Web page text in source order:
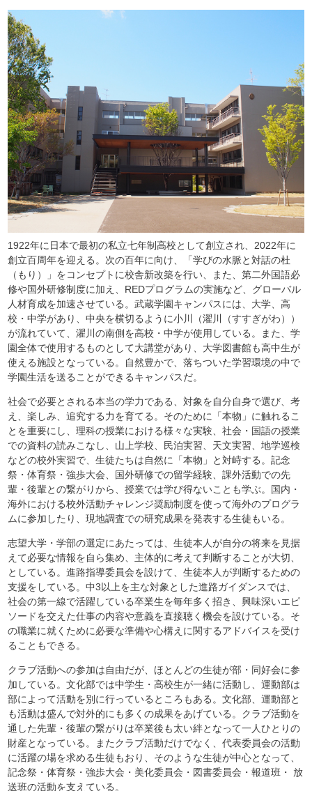
1922年に日本で最初の私立七年制高校として創立され、2022年に
創立百周年を迎える。次の百年に向け、「学びの水脈と対話の杜
（もり）」をコンセプトに校舎新改築を行い、また、第二外国語必
修や国外研修制度に加え、REDプログラムの実施など、グローバル
人材育成を加速させている。武蔵学園キャンパスには、大学、高
校・中学があり、中央を横切るように小川（濯川（すすぎがわ））
が流れていて、濯川の南側を高校・中学が使用している。また、学
園全体で使用するものとして大講堂があり、大学図書館も高中生が
使える施設となっている。自然豊かで、落ちついた学習環境の中で
学園生活を送ることができるキャンパスだ。
社会で必要とされる本当の学力である、対象を自分自身で選び、考
え、楽しみ、追究する力を育てる。そのために「本物」に触れるこ
とを重要にし、理科の授業における様々な実験、社会・国語の授業
での資料の読みこなし、山上学校、民泊実習、天文実習、地学巡検
などの校外実習で、生徒たちは自然に「本物」と対峙する。記念
祭・体育祭・強歩大会、国外研修での留学経験、課外活動での先
輩・後輩との繋がりから、授業では学び得ないことも学ぶ。国内・
海外における校外活動チャレンジ奨励制度を使って海外のプログラ
ムに参加したり、現地調査での研究成果を発表する生徒もいる。
志望大学・学部の選定にあたっては、生徒本人が自分の将来を見据
えて必要な情報を自ら集め、主体的に考えて判断することが大切、
としている。進路指導委員会を設けて、生徒本人が判断するための
支援をしている。中3以上を主な対象とした進路ガイダンスでは、
社会の第一線で活躍している卒業生を毎年多く招き、興味深いエピ
ソードを交えた仕事の内容や意義を直接聴く機会を設けている。そ
の職業に就くために必要な準備や心構えに関するアドバイスを受け
ることもできる。
クラブ活動への参加は自由だが、ほとんどの生徒が部・同好会に参
加している。文化部では中学生・高校生が一緒に活動し、運動部は
部によって活動を別に行っているところもある。文化部、運動部と
も活動は盛んで対外的にも多くの成果をあげている。クラブ活動を
通した先輩・後輩の繋がりは卒業後も太い絆となって一人ひとりの
財産となっている。またクラブ活動だけでなく、代表委員会の活動
に活躍の場を求める生徒もおり、そのような生徒が中心となって、
記念祭・体育祭・強歩大会・美化委員会・図書委員会・報道班・ 放
送班の活動を支えている。